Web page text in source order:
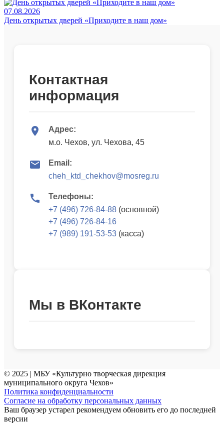
07.08.2026
День открытых дверей «Приходите в наш дом»
Контактная
информация
Адрес:
м.о. Чехов, ул. Чехова, 45
Email:
cheh_ktd_chekhov@mosreg.ru
Телефоны:
+7 (496) 726-84-88 (основной)
+7 (496) 726-84-16
+7 (989) 191-53-53 (касса)
Мы в ВКонтакте
© 2025 | МБУ «Культурно творческая дирекция
муниципального округа Чехов»
Политика конфиденциальности
Согласие на обработку персональных данных
Ваш браузер устарел рекомендуем обновить его до последней
версии